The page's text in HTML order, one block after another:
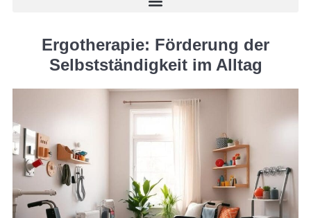
Ergotherapie: Förderung der
Selbstständigkeit im Alltag